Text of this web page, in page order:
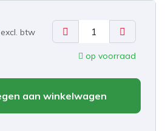
excl. btw
op voorraad
aan winkelwagen